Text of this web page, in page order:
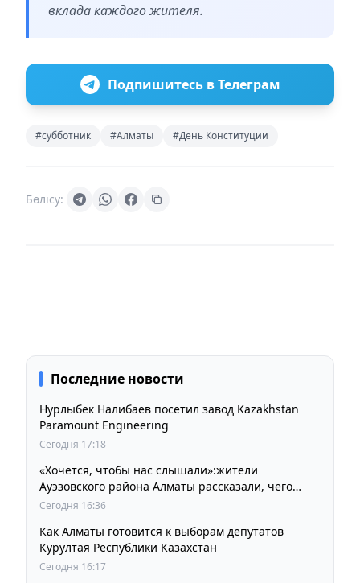
вклада каждого жителя.
Подпишитесь в Телеграм
#субботник #Алматы #День Конституции
Бөлісу:
Последние новости
Нурлыбек Налибаев посетил завод Kazakhstan
Paramount Engineering
Сегодня 17:18
«Хочется, чтобы нас слышали»:жители
Ауэзовского района Алматы рассказали, чего
ждут от выборов депутатов Курултая
Сегодня 16:36
Как Алматы готовится к выборам депутатов
Курултая Республики Казахстан
Сегодня 16:17